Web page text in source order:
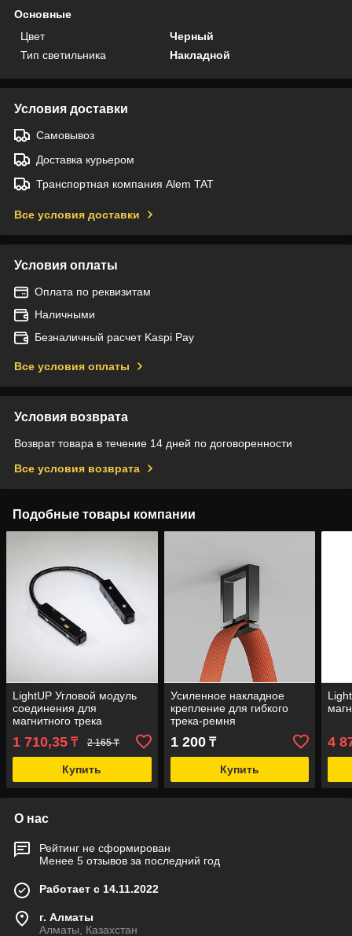
Основные
Цвет
Черный
Тип светильника
Накладной
Условия доставки
Самовывоз
Доставка курьером
Транспортная компания Alem TAT
Все условия доставки
Условия оплаты
Оплата по реквизитам
Наличными
Безналичный расчет Kaspi Pay
Все условия оплаты
Условия возврата
Возврат товара в течение 14 дней по договоренности
Все условия возврата
Подобные товары компании
LightUP Угловой модуль
соединения для
магнитного трека
1 710,35 ₸ 2 165 ₸
Купить
Усиленное накладное
крепление для гибкого
трека-ремня
1 200₸
Купить
4
О нас
Рейтинг не сформирован
Менее 5 отзывов за последний год
Работает с 14.11.2022
г. Алматы
Алматы, Казахстан